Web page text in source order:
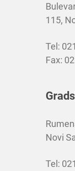
115,
Tel:
Fax:
Novi
Tel: